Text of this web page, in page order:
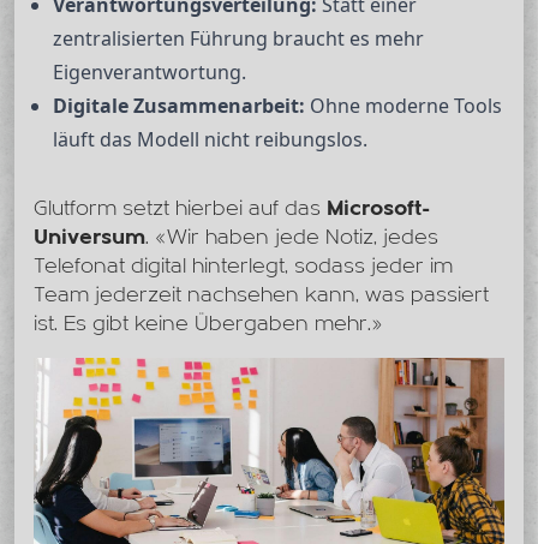
zentralisierten Führung braucht es mehr
Eigenverantwortung.
Digitale Zusammenarbeit: Ohne moderne Tools
läuft das Modell nicht reibungslos.
Glutform setzt hierbei auf das Microsoft-
Universum. «Wir haben jede Notiz, jedes
Telefonat digital hinterlegt, sodass jeder im
Team jederzeit nachsehen kann, was passiert
ist. Es gibt keine Übergaben mehr.»